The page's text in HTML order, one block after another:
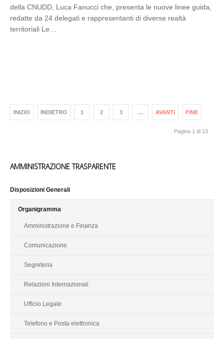
della CNUDD, Luca Fanucci che, presenta le nuove linee guida,
redatte da 24 delegati e rappresentanti di diverse realtà
territoriali Le…
INIZIO INDIETRO 1 2 3 … AVANTI FINE
Pagina 1 di 13
AMMINISTRAZIONE TRASPARENTE
Disposizioni Generali
Organigramma
Amministrazione e Finanza
Comunicazione
Segreteria
Relazioni Internazionali
Ufficio Legale
Telefono e Posta elettronica